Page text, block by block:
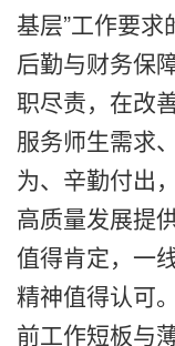
基层”工作要
后勤与财务保
职尽责，在改
服务师生需求
为、辛勤付出
高质量发展提
值得肯定，一
精神值得认可
前工作短板与